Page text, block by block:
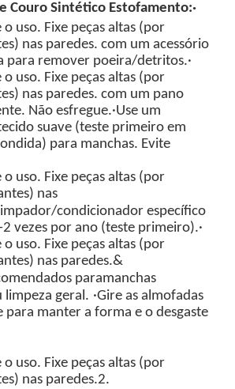
Couro Sintético Estofamento:·
uso. Fixe peças altas (por
nas paredes. com um acessório
para remover poeira/detritos.·
uso. Fixe peças altas (por
nas paredes. com um pano
Não esfregue.·Use um
suave(teste primeiro em
para manchas. Evite
uso. Fixe peças altas (por
nas
condicionador específico
vezes por ano (teste primeiro).·
uso. Fixe peças altas (por
nas paredes.&
paramanchas
limpeza geral. ·Gire as almofadas
para manter a forma e o desgaste
uso. Fixe peças altas (por
nas paredes.2.